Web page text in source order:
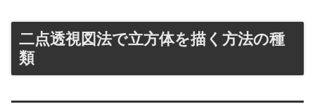
二点透視図法で立方体を描く方法の種
類